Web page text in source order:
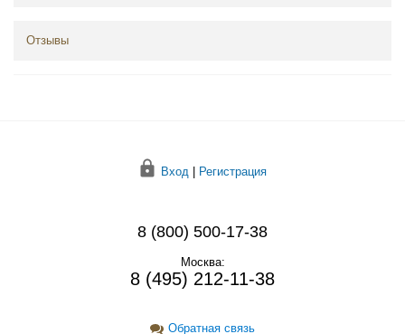
Отзывы
Вход | Регистрация
8 (800) 500-17-38
Москва:
8 (495) 212-11-38
Обратная связь